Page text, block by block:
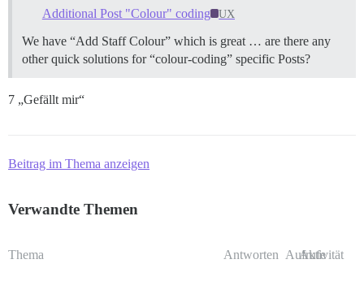
Additional Post "Colour" coding UX
We have “Add Staff Colour” which is great … are there any
other quick solutions for “colour-coding” specific Posts?
7 „Gefällt mir“
Beitrag im Thema anzeigen
Verwandte Themen
Thema Antworten Aufrufe
Aktivität